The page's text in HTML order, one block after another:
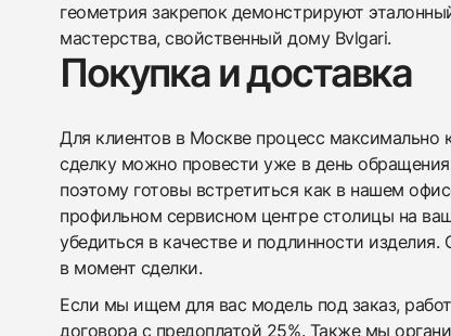
геометрия закрепок демонстрируют
мастерства, свойственный дому Bvlgari.
Покупка и доставка
Для клиентов в Москве процесс максимально
сделку можно провести уже в день
поэтому готовы встретиться как в нашем
профильном сервисном центре столицы на
убедиться в качестве и подлинности
в момент сделки.
Если мы ищем для вас модель под заказ,
договора с предоплатой 25%. Также мы